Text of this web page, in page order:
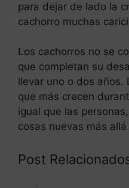
para dejar de lado la
cachorro muchas
Los cachorros no se
que completan su
llevar uno o dos años.
que más crecen
igual que las
cosas nuevas más
Post